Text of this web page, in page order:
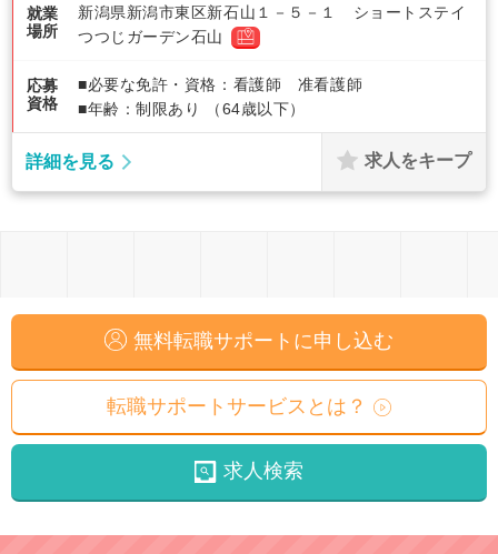
就業
場所
新潟県新潟市東区新石山１－５－１ ショートステイ
つつじガーデン石山
応募
資格
■必要な免許・資格：看護師 准看護師
■年齢：制限あり （64歳以下）
詳細を見る 求人をキープ
無料転職サポートに申し込む
転職サポートサービスとは？
求人検索